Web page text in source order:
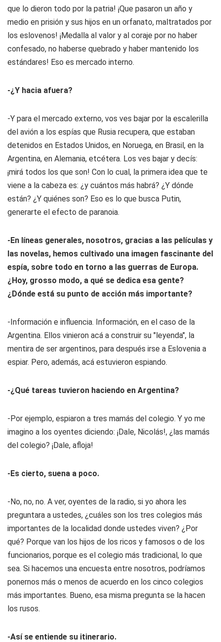
que lo dieron todo por la patria! ¡Que pasaron un año y
medio en prisión y sus hijos en un orfanato, maltratados por
los eslovenos! ¡Medalla al valor y al coraje por no haber
confesado, no haberse quebrado y haber mantenido los
estándares! Eso es mercado interno.
-¿Y hacia afuera?
-Y para el mercado externo, vos ves bajar por la escalerilla
del avión a los espías que Rusia recupera, que estaban
detenidos en Estados Unidos, en Noruega, en Brasil, en la
Argentina, en Alemania, etcétera. Los ves bajar y decís:
¡mirá todos los que son! Con lo cual, la primera idea que te
viene a la cabeza es: ¿y cuántos más habrá? ¿Y dónde
están? ¿Y quiénes son? Eso es lo que busca Putin,
generarte el efecto de paranoia.
-En líneas generales, nosotros, gracias a las películas y
las novelas, hemos cultivado una imagen fascinante del
espía, sobre todo en torno a las guerras de Europa.
¿Hoy, grosso modo, a qué se dedica esa gente?
¿Dónde está su punto de acción más importante?
-Información e influencia. Información, en el caso de la
Argentina. Ellos vinieron acá a construir su "leyenda", la
mentira de ser argentinos, para después irse a Eslovenia a
espiar. Pero, además, acá estuvieron espiando.
-¿Qué tareas tuvieron haciendo en Argentina?
-Por ejemplo, espiaron a tres mamás del colegio. Y yo me
imagino a los oyentes diciendo: ¡Dale, Nicolás!, ¿las mamás
del colegio? ¡Dale, afloja!
-Es cierto, suena a poco.
-No, no, no. A ver, oyentes de la radio, si yo ahora les
preguntara a ustedes, ¿cuáles son los tres colegios más
importantes de la localidad donde ustedes viven? ¿Por
qué? Porque van los hijos de los ricos y famosos o de los
funcionarios, porque es el colegio más tradicional, lo que
sea. Si hacemos una encuesta entre nosotros, podríamos
ponernos más o menos de acuerdo en los cinco colegios
más importantes. Bueno, esa misma pregunta se la hacen
los rusos.
-Así se entiende su itinerario.